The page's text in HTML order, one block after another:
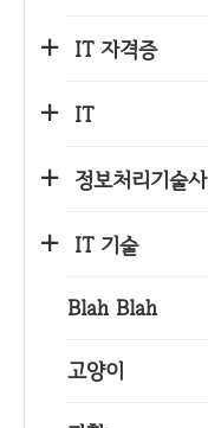
IT 자격증
IT
정보처리기술사
IT 기술
Blah Blah
고양이